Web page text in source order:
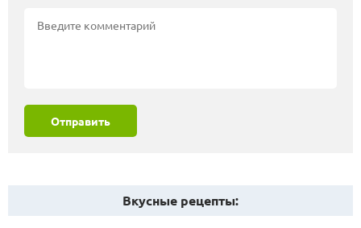
Отправить
Вкусные рецепты: